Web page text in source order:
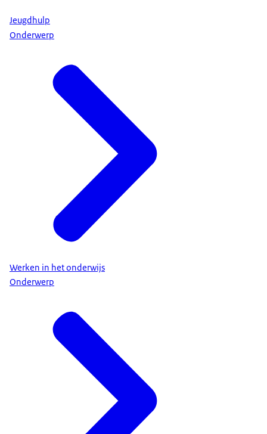
Jeugdhulp
Onderwerp
Werken in het onderwijs
Onderwerp